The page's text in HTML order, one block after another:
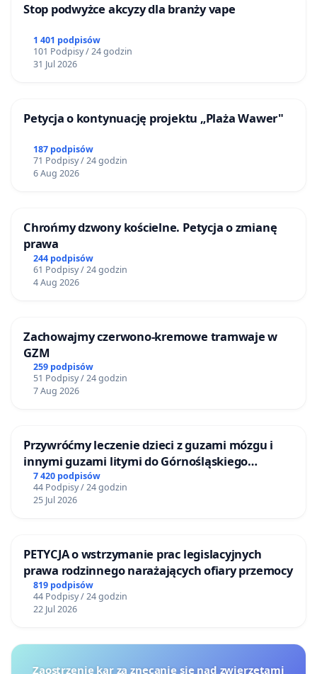
Stop podwyżce akcyzy dla branży vape
1 401 podpisów
101 Podpisy / 24 godzin
31 Jul 2026
Petycja o kontynuację projektu „Plaża Wawer"
187 podpisów
71 Podpisy / 24 godzin
6 Aug 2026
Chrońmy dzwony kościelne. Petycja o zmianę
prawa
244 podpisów
61 Podpisy / 24 godzin
4 Aug 2026
Zachowajmy czerwono-kremowe tramwaje w
GZM
259 podpisów
51 Podpisy / 24 godzin
7 Aug 2026
Przywróćmy leczenie dzieci z guzami mózgu i
innymi guzami litymi do Górnośląskiego
Centrum Zdrowia Dziecka w Katowicach
7 420 podpisów
44 Podpisy / 24 godzin
25 Jul 2026
PETYCJA o wstrzymanie prac legislacyjnych
prawa rodzinnego narażających ofiary przemocy
819 podpisów
44 Podpisy / 24 godzin
22 Jul 2026
Zaostrzenie kar za znęcanie się nad zwierzętami